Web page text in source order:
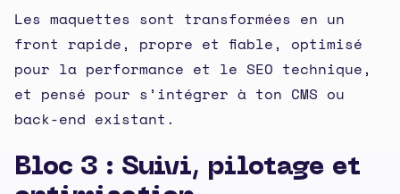
Les maquettes sont transformées en un
front rapide, propre et fiable, optimisé
pour la performance et le SEO technique,
et pensé pour s’intégrer à ton CMS ou
back-end existant.
Bloc 3 : Suivi, pilotage et